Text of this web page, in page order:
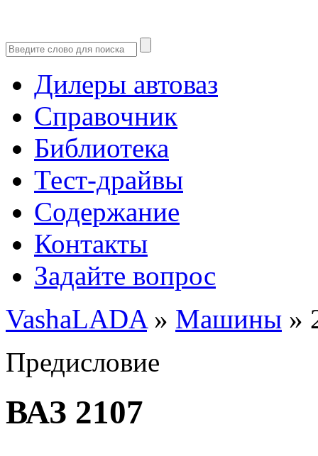
Дилеры автоваз
Справочник
Библиотека
Тест-драйвы
Содержание
Контакты
Задайте вопрос
VashaLADA» Машины »
Предисловие
ВАЗ 2107